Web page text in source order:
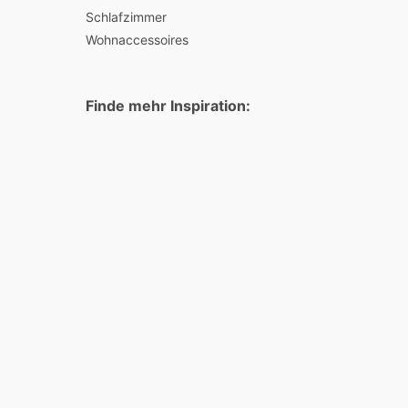
Schlafzimmer
Wohnaccessoires
Finde mehr Inspiration: